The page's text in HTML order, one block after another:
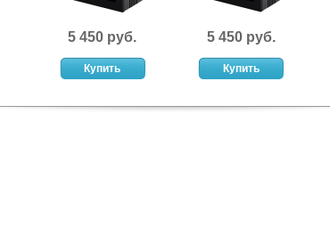
5 450 руб. 5 450 руб.